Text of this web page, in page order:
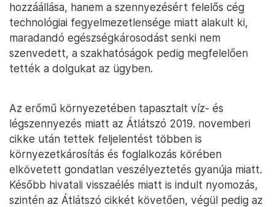
hozzáállása, hanem a szennyezésért felelős cég
technológiai fegyelmezetlensége miatt alakult ki,
maradandó egészségkárosodást senki nem
szenvedett, a szakhatóságok pedig megfelelően
tették a dolgukat az ügyben.
Az erőmű környezetében tapasztalt víz- és
légszennyezés miatt az Átlátszó 2019. novemberi
cikke után tettek feljelentést többen is
környezetkárosítás és foglalkozás körében
elkövetett gondatlan veszélyeztetés gyanúja miatt.
Később hivatali visszaélés miatt is indult nyomozás,
szintén az Átlátszó cikkét követően, végül pedig az